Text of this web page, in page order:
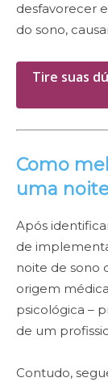
desfavorecer
do sono,
Tire suas
Como
uma
Após
de
noite de sono
origem
psicológica –
de um
Contudo,